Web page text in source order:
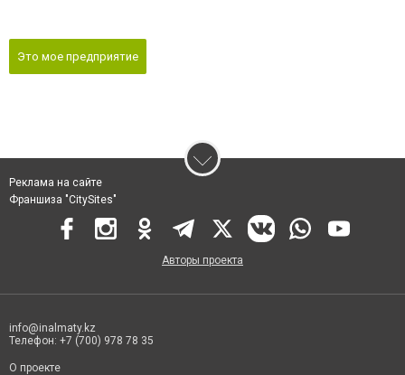
Это мое предприятие
Реклама на сайте
Франшиза "CitySites"
Авторы проекта
info@inalmaty.kz
Телефон: +7 (700) 978 78 35
О проекте